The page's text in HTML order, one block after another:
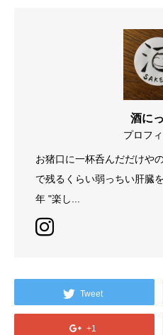
酒に
プロフ
お猪口に一杯呑んだだけや
で残るくらい弱っちい肝臓
年 "楽し...
Tweet
+1